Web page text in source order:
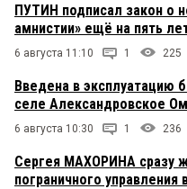
ПУТИН подписал закон о
амнистии» ещё на пять
6 августа 11:10 1 225
Введена в эксплуатацию
селе Александровское
6 августа 10:30 1 236
Сергея МАХОРИНА сразу
пограничного управления